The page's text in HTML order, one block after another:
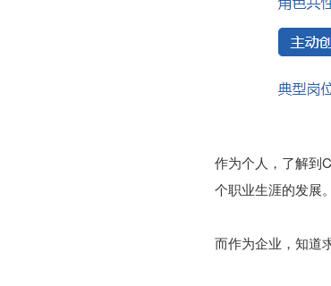
作为个人，了解到
个职业生涯的发展。
而作为企业，知道